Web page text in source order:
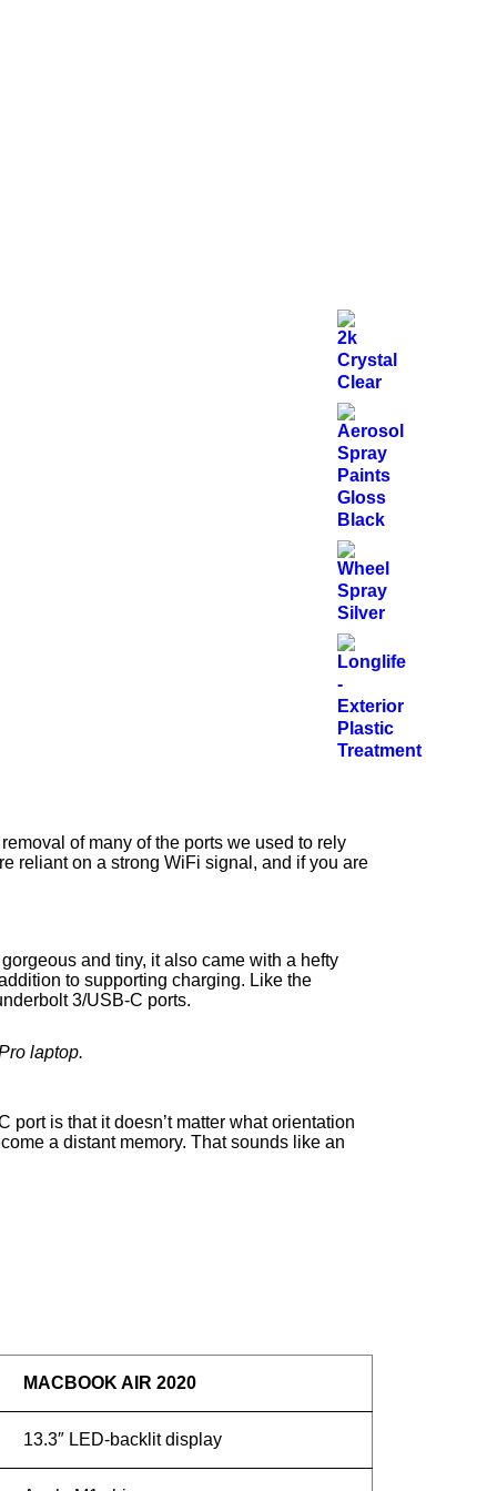
of many of the ports we used to rely
reliant on a strong WiFi signal, and if you are
and tiny, it also came with a hefty
to supporting charging. Like the
3/USB-C ports.
laptop.
port is that it doesn’t matter what orientation
a distant memory. That sounds like an
MACBOOK AIR 2020
13.3″ LED-backlit display